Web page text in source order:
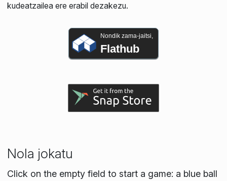
kudeatzailea ere erabil dezakezu.
Nondik zama-jaitsi,
Flathub
Nola jokatu
Click on the empty field to start a game: a blue ball